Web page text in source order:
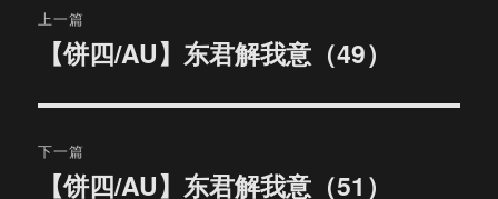
章
航
上一篇
文
章：
【饼四/AU】东君解我意（49）
下一篇
【饼四/AU】东君解我意（51）